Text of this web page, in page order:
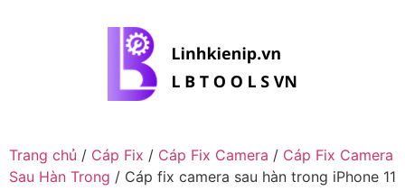
Trang chủ / Cáp Fix / Cáp Fix Camera / Cáp Fix Camera
Sau Hàn Trong / Cáp fix camera sau hàn trong iPhone 11